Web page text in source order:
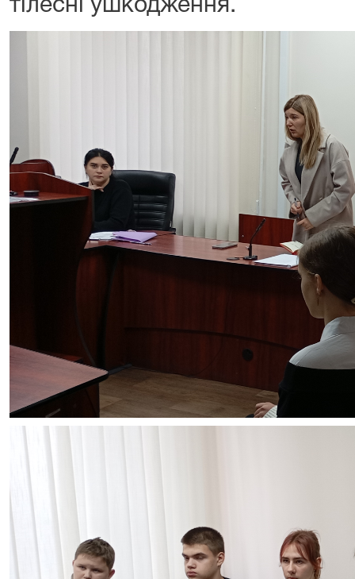
тілесні ушкодження.